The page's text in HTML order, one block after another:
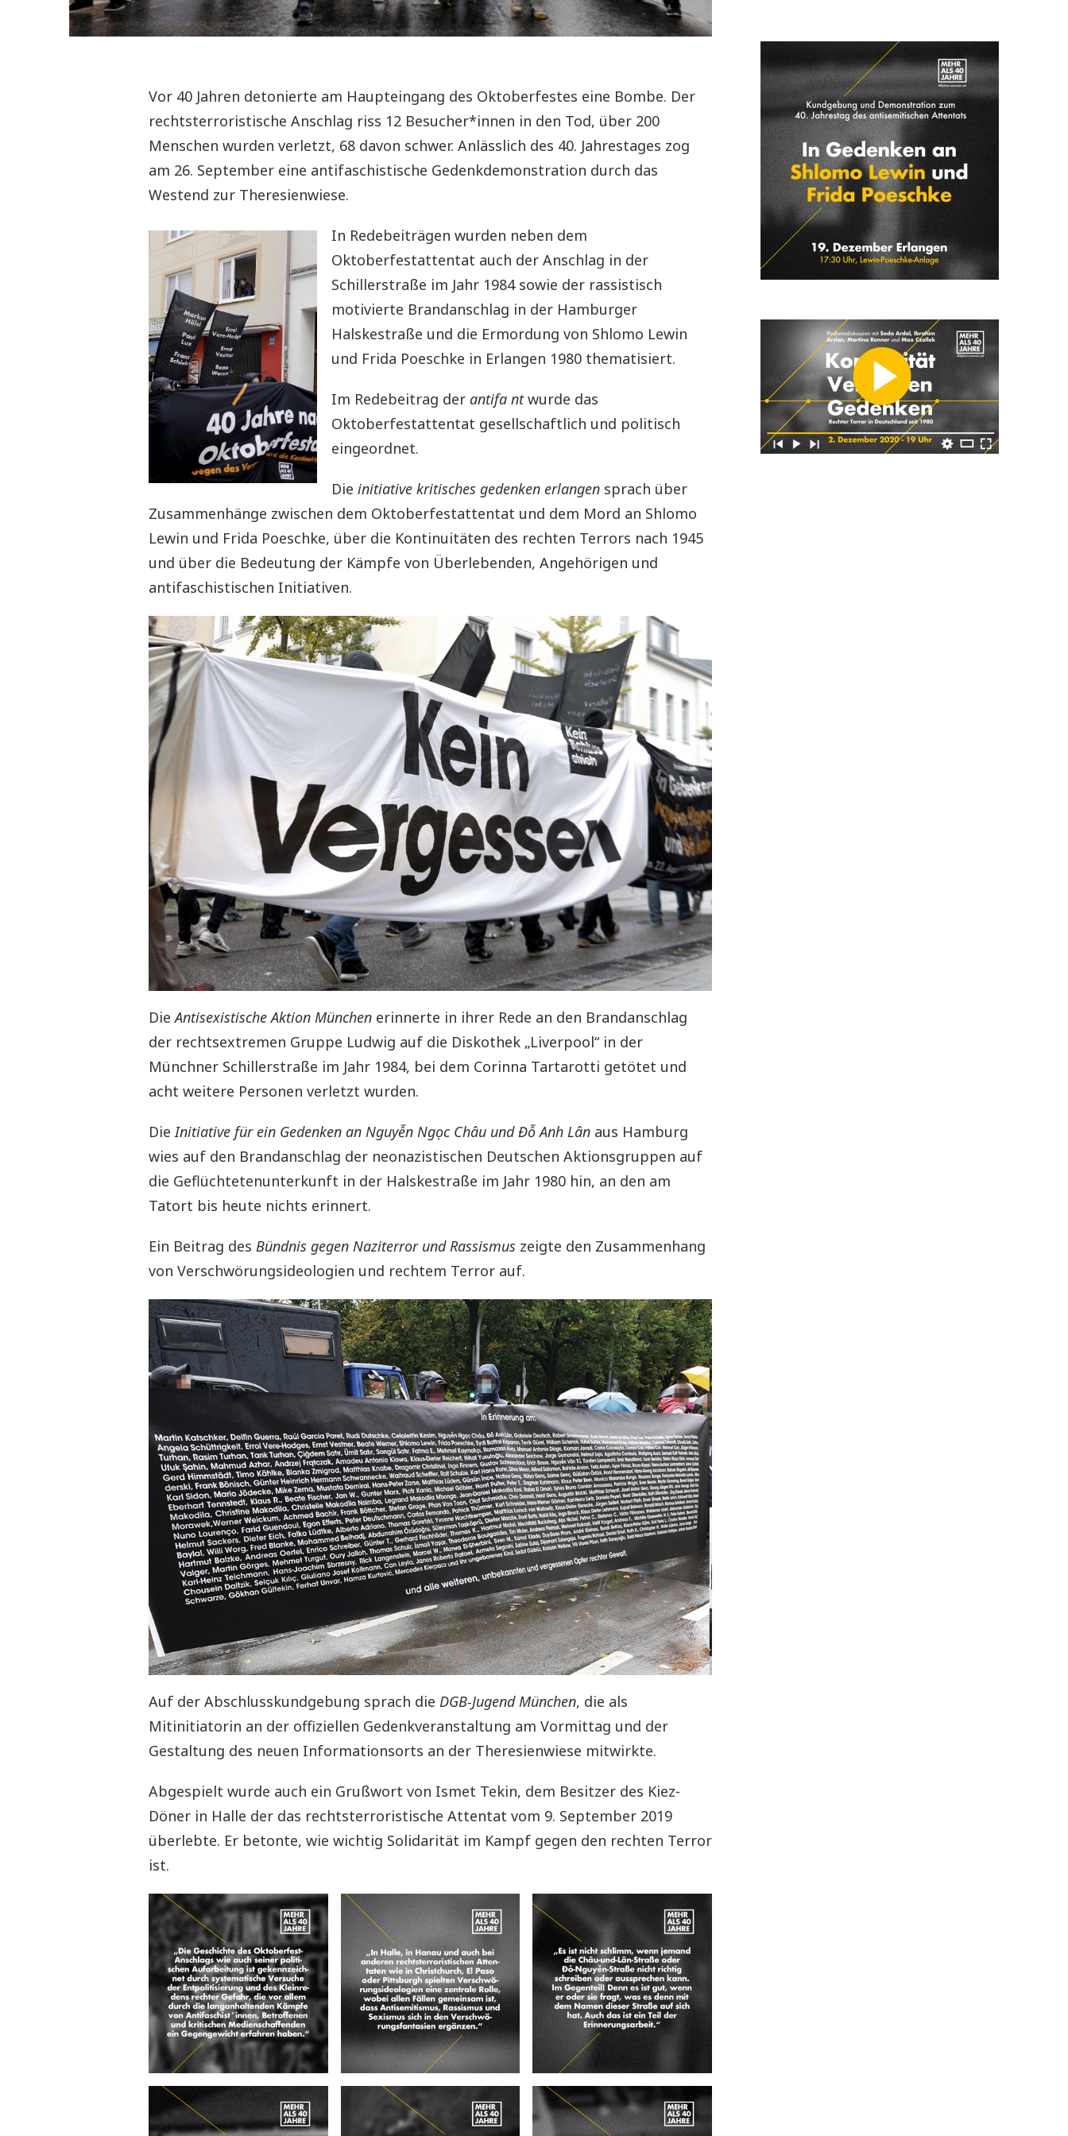
Vor 40 Jahren detonierte am Haupteingang des Oktoberfestes eine Bombe. Der
rechtsterroristische Anschlag riss 12 Besucher*innen in den Tod, über 200
Menschen wurden verletzt, 68 davon schwer. Anlässlich des 40. Jahrestages zog
am 26. September eine antifaschistische Gedenkdemonstration durch das
Westend zur Theresienwiese.
In Redebeiträgen wurden neben dem
Oktoberfestattentat auch der Anschlag in der
Schillerstraße im Jahr 1984 sowie der rassistisch
motivierte Brandanschlag in der Hamburger
Halskestraße und die Ermordung von Shlomo Lewin
und Frida Poeschke in Erlangen 1980 thematisiert.
Im Redebeitrag der antifa ntwurde das
Oktoberfestattentat gesellschaftlich und politisch
eingeordnet.
Die initiative kritisches gedenken erlangen sprach über
Zusammenhänge zwischen dem Oktoberfestattentat und dem Mord an Shlomo
Lewin und Frida Poeschke, über die Kontinuitäten des rechten Terrors nach 1945
und über die Bedeutung der Kämpfe von Überlebenden, Angehörigen und
antifaschistischen Initiativen.
Die Antisexistische Aktion München erinnerte in ihrer Rede an den Brandanschlag
der rechtsextremen Gruppe Ludwig auf die Diskothek „Liverpool“ in der
Münchner Schillerstraße im Jahr 1984, bei dem Corinna Tartarotti getötet und
acht weitere Personen verletzt wurden.
DieInitiative für ein Gedenken an Nguyễn Ngọc Châu und Đỗ Anh Lân aus Hamburg
wies auf den Brandanschlag der neonazistischen Deutschen Aktionsgruppen auf
die Geflüchtetenunterkunft in der Halskestraße im Jahr 1980 hin, an den am
Tatort bis heute nichts erinnert.
Ein Beitrag des Bündnis gegen Naziterror und Rassismus zeigte den Zusammenhang
von Verschwörungsideologien und rechtem Terror auf.
Auf der Abschlusskundgebung sprach die DGB-Jugend München, die als
Mitinitiatorin an der offiziellen Gedenkveranstaltung am Vormittag und der
Gestaltung des neuen Informationsorts an der Theresienwiese mitwirkte.
Abgespielt wurde auch ein Grußwort von Ismet Tekin, dem Besitzer des Kiez-
Döner in Halle der das rechtsterroristische Attentat vom 9. September 2019
überlebte. Er betonte, wie wichtig Solidarität im Kampf gegen den rechten Terror
ist.